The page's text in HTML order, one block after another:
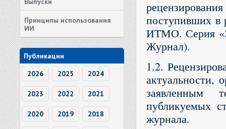
Принципы использования
ИИ
Публикации
2026
2025 2024
2023 2022 2021
2020 2019 2018
поступивших в
ИТМО. Серия
Журнал).
1.2.
актуальности,
заявленным
публикуемых
журнала.